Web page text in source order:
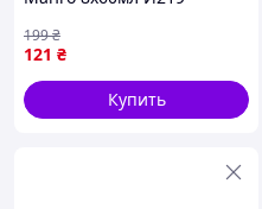
121 ₴
199₴
Купить